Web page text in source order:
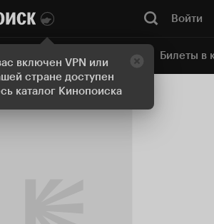
включен VPN или
стране доступен
каталог Кинопоиска
Войти
Онлайн-кинотеатр Билеты в